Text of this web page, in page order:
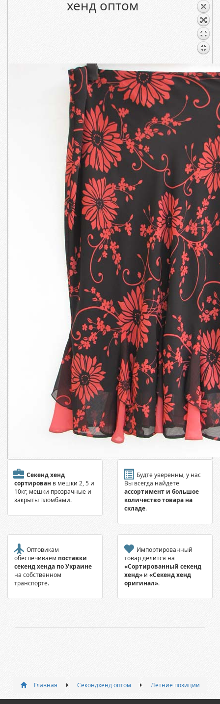
хенд оптом
Секенд хенд
сортирован в мешки 2, 5 и
10кг, мешки прозрачные и
закрыты пломбами.
Будте уверенны, у нас
Вы всегда найдете
ассортимент и большое
количество товара на
складе.
Оптовикам
обеспечиваем поставки
секенд хенда по Украине
на собственном
транспорте.
Импортированный
товар делится на
«Сортированный секенд
хенд» и «Секенд хенд
оригинал».
Главная Секондхенд оптом Летние позиции